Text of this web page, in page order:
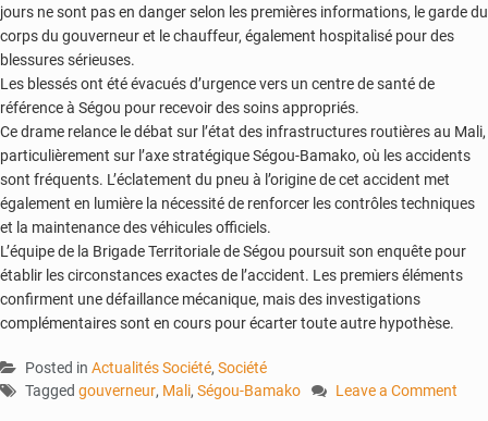
jours ne sont pas en danger selon les premières informations, le garde du
corps du gouverneur et le chauffeur, également hospitalisé pour des
blessures sérieuses.
Les blessés ont été évacués d’urgence vers un centre de santé de
référence à Ségou pour recevoir des soins appropriés.
Ce drame relance le débat sur l’état des infrastructures routières au Mali,
particulièrement sur l’axe stratégique Ségou-Bamako, où les accidents
sont fréquents. L’éclatement du pneu à l’origine de cet accident met
également en lumière la nécessité de renforcer les contrôles techniques
et la maintenance des véhicules officiels.
L’équipe de la Brigade Territoriale de Ségou poursuit son enquête pour
établir les circonstances exactes de l’accident. Les premiers éléments
confirment une défaillance mécanique, mais des investigations
complémentaires sont en cours pour écarter toute autre hypothèse.
Posted in Actualités Société, Société
Tagged gouverneur, Mali, Ségou-Bamako
Leave a Comment